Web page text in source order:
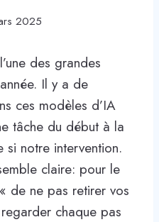
2025
des grandes
Il y a de
ces modèles d’IA
tâche du début à la
si notre intervention.
claire: pour le
de ne pas retirer vos
chaque pas